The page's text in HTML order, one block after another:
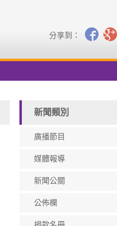
分享到：
新聞類別
廣播節目
媒體報導
新聞公關
公佈欄